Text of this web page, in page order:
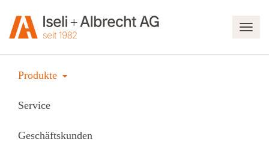
Produkte Toggle Dropdown
Service
Geschäftskunden
Produkte
Grillieren
Weber